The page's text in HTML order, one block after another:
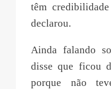
têm
declarou.
Ainda falando
disse que ficou
porque não